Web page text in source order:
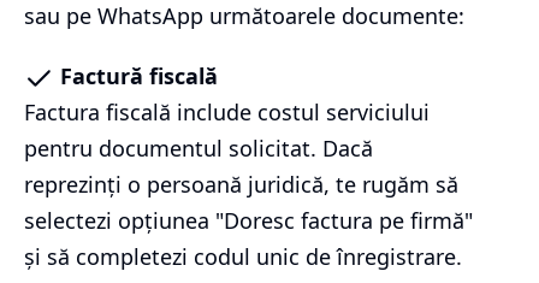
sau pe WhatsApp următoarele documente:
Factură fiscală
Factura fiscală include costul serviciului
pentru documentul solicitat. Dacă
reprezinți o persoană juridică, te rugăm să
selectezi opțiunea "Doresc factura pe firmă"
și să completezi codul unic de înregistrare.